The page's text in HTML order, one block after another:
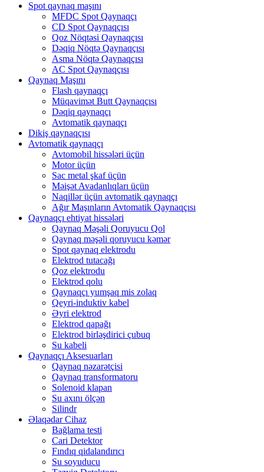
Spot qaynaq maşını
MFDC Spot Qaynaqçı
CD Spot Qaynaqçısı
Qoz Nöqtəsi Qaynaqçısı
Dəqiq Nöqtə Qaynaqçısı
Asma Nöqtə Qaynaqçısı
AC Spot Qaynaqçısı
Qaynaq Maşını
Flash qaynaqçı
Müqavimət Butt Qaynaqçısı
Dəqiq qaynaqçı
Avtomatik qaynaqçı
Dikiş qaynaqçısı
Avtomatik qaynaqçı
Avtomobil hissələri üçün
Motor üçün
Sac metal şkaf üçün
Məişət Avadanlıqları üçün
Naqillər üçün avtomatik qaynaqçı
Ağır Maşınların Avtomatik Qaynaqçısı
Qaynaqçı ehtiyat hissələri
Qaynaq Məşəli Qoruyucu Qol
Qaynaq məşəli qoruyucu kəmər
Spot qaynaq elektrodu
Elektrod tutacağı
Qoz elektrodu
Elektrod qolu
Qaynaqçı yumşaq mis zolaq
Qeyri-induktiv kabel
Əyri elektrod
Elektrod qapağı
Elektrod birləşdirici çubuq
Su kabeli
Qaynaqçı Aksesuarları
Qaynaq nəzarətçisi
Qaynaq transformatoru
Solenoid klapan
Su axını ölçən
Silindr
Əlaqədar Cihaz
Bağlama testi
Cari Detektor
Fındıq qidalandırıcı
Su soyuducu